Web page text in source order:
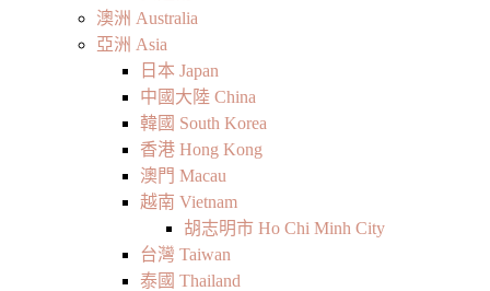
澳洲 Australia
亞洲 Asia
日本 Japan
中國大陸 China
韓國 South Korea
香港 Hong Kong
澳門 Macau
越南 Vietnam
胡志明市 Ho Chi Minh City
台灣 Taiwan
泰國 Thailand